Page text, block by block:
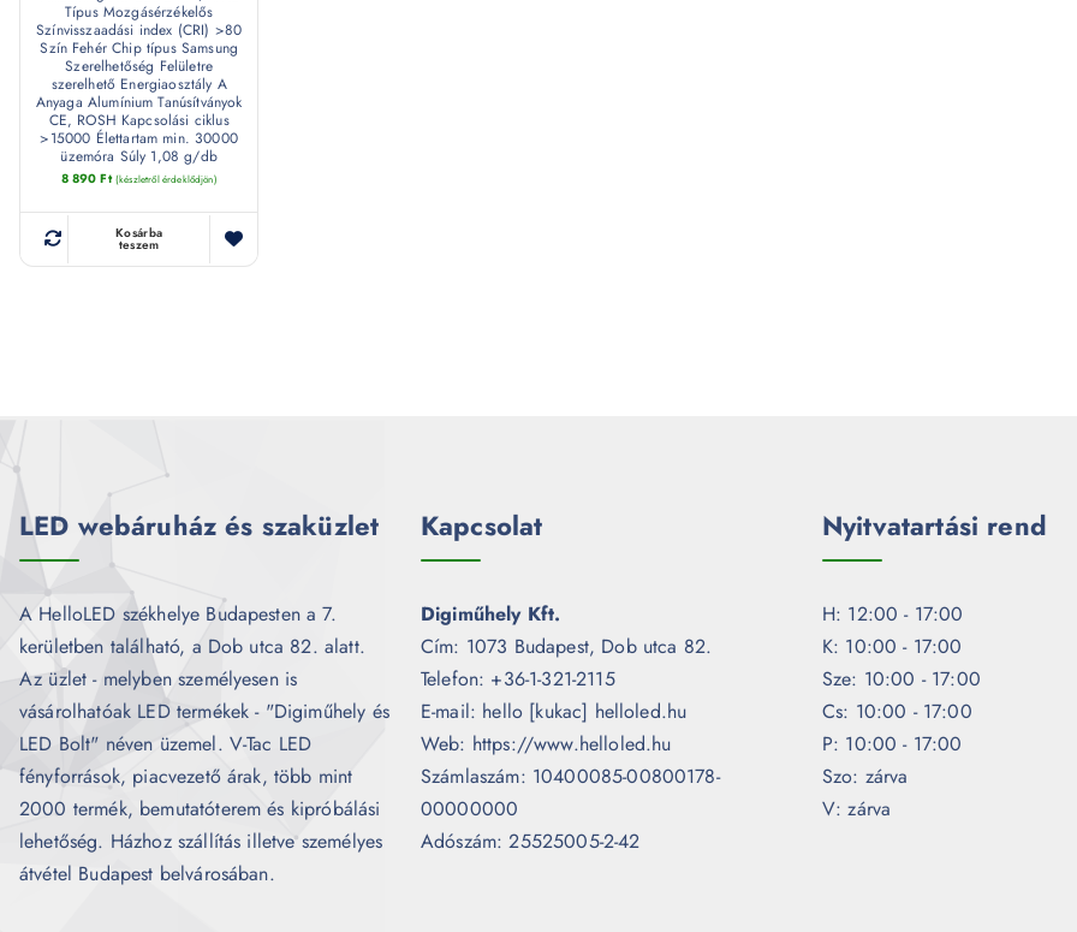
Típus Mozgásérzékelős
Színvisszaadási index (CRI) >80
Szín Fehér Chip típus Samsung
Szerelhetőség Felületre
szerelhető Energiaosztály A
Anyaga Alumínium Tanúsítványok
CE, ROSH Kapcsolási ciklus
>15000 Élettartam min. 30000
üzemóra Súly 1,08 g/db
8 890Ft (készletről érdeklődjön)
Kosárba
teszem
LED webáruház és szaküzlet
A HelloLED székhelye Budapesten a 7.
kerületben található, a Dob utca 82. alatt.
Az üzlet - melyben személyesen is
vásárolhatóak LED termékek - "Digiműhely és
LED Bolt" néven üzemel. V-Tac LED
fényforrások, piacvezető árak, több mint
2000 termék, bemutatóterem és kipróbálási
lehetőség. Házhoz szállítás illetve személyes
átvétel Budapest belvárosában.
Kapcsolat
Digiműhely Kft.
Cím: 1073 Budapest, Dob utca 82.
Telefon: +36-1-321-2115
E-mail: hello [kukac] helloled.hu
Web: https://www.helloled.hu
Számlaszám: 10400085-00800178-
00000000
Adószám: 25525005-2-42
Nyitvatartási rend
H: 12:00 - 17:00
K: 10:00 - 17:00
Sze: 10:00 - 17:00
Cs: 10:00 - 17:00
P: 10:00 - 17:00
Szo: zárva
V: zárva